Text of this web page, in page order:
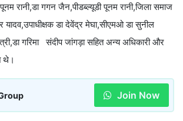
रानी,डा गगन जैन,पीडब्ल्यूडी पूनम रानी,जिला समाज
यादव,उपाधीक्षक डा देवेंद्र मेघा,सीएमओ डा सुनील
गरिमा संदीप जांगड़ा सहित अन्य अधिकारी और
थे।
Join Now